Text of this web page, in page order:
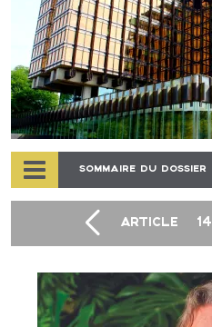
SOMMAIRE DU DOSSIER
ARTICLE 14